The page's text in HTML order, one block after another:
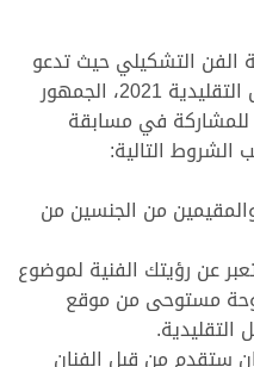
الفن التشكيلي حيث تدعو
اللجنة المنظمة لمهرجان المحامل التقليدية 2021، الجمهور
للمشاركة في مسابقة
التالية:
من الجنسين من
عن رؤيتك الفنية لموضوع
مستوحى من موقع
التقليدية.
ستقدم من قبل الفنان